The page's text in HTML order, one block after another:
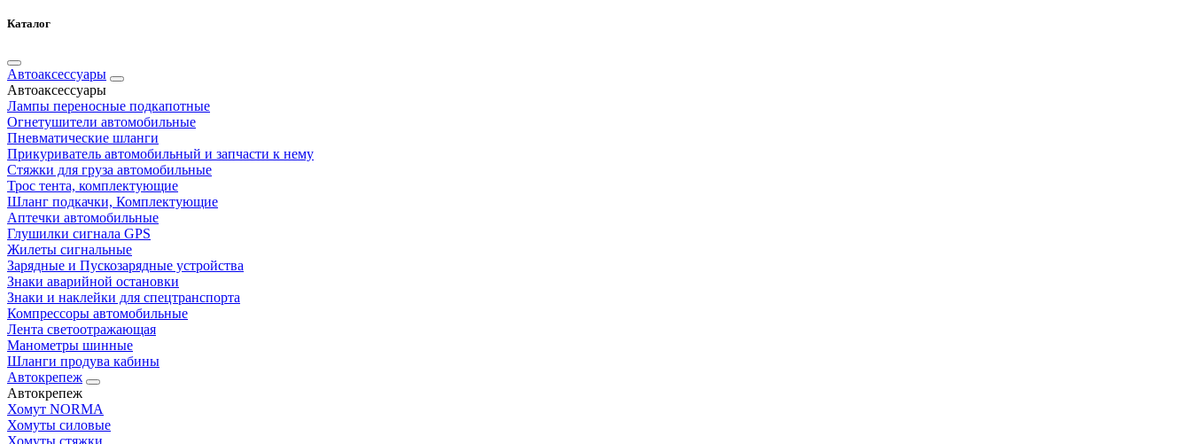
Каталог
Автоаксессуары
Автоаксессуары
Лампы переносные подкапотные
Огнетушители автомобильные
Пневматические шланги
Прикуриватель автомобильный и запчасти к нему
Стяжки для груза автомобильные
Трос тента, комплектующие
Шланг подкачки, Комплектующие
Аптечки автомобильные
Глушилки сигнала GPS
Жилеты сигнальные
Зарядные и Пускозарядные устройства
Знаки аварийной остановки
Знаки и наклейки для спецтранспорта
Компрессоры автомобильные
Лента светоотражающая
Манометры шинные
Шланги продува кабины
Автокрепеж
Автокрепеж
Хомут NORMA
Хомуты силовые